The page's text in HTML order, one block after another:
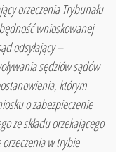
orzeczenia Trybunału
wnioskowanej
odsyłający –
sędziów sądów
którym
o zabezpieczenie
ze składu orzekającego
w trybie